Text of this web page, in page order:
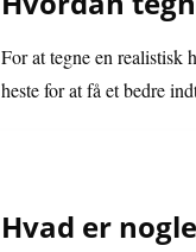
For at tegne en realistisk
heste for at få et bedre
Hvad er